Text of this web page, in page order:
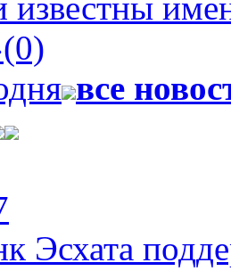
известны
(0)
все
Эсхата